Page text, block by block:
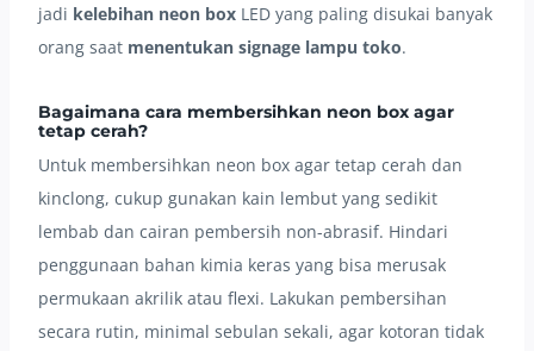
jadi kelebihan neon box LED yang paling disukai banyak
orang saat menentukan signage lampu toko.
Bagaimana cara membersihkan neon box agar
tetap cerah?
Untuk membersihkan neon box agar tetap cerah dan
kinclong, cukup gunakan kain lembut yang sedikit
lembab dan cairan pembersih non-abrasif. Hindari
penggunaan bahan kimia keras yang bisa merusak
permukaan akrilik atau flexi. Lakukan pembersihan
secara rutin, minimal sebulan sekali, agar kotoran tidak